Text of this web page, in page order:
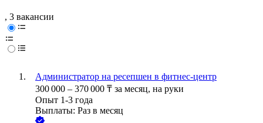
, 3 вакансии
Администратор на ресепшен в фитнес-центр
300 000 – 370 000 ₸ за месяц, на руки
Опыт 1-3 года
Выплаты: Раз в месяц